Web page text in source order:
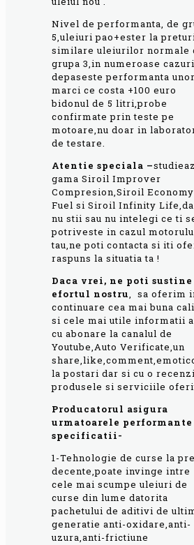
Nivel de performanta, de
5,uleiuri pao+ester la
similare uleiurilor normale
grupa 3,in numeroase cazuri
depaseste performanta unor
marci ce costa +100 euro
bidonul de 5 litri,probe
confirmate prin teste pe
motoare,nu doar in
de testare.
Atentie speciala –
gama Siroil Improver
Compresion,Siroil Economy
Fuel si Siroil Infinity
nu stii sau nu intelegi ce ti
potriveste in cazul
tau,ne poti contacta si iti
raspuns la situatia ta !
Daca vrei, ne poti sustine
efortul nostru, sa oferim
continuare cea mai buna
si cele mai utile informatii
cu abonare la canalul de
Youtube,Auto Verificate,un
la postari dar si cu o
produsele si serviciile
Producatorul asigura
urmatoarele performante
specificatii-
1-Tehnologie de curse la
decente,poate invinge intre
cele mai scumpe uleiuri de
curse din lume datorita
pachetului de aditivi de
generatie anti-oxidare,anti-
uzura,anti-frictiune